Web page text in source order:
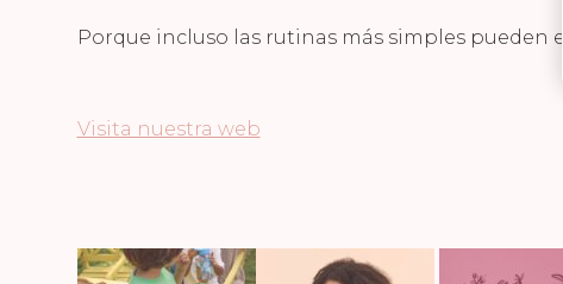
Porque incluso las rutinas más simples pueden
Visita nuestra web